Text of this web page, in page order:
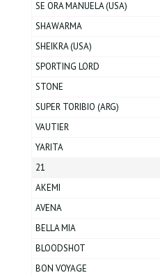
SE ORA MANUELA (USA)
SHAWARMA
SHEIKRA (USA)
SPORTING LORD
STONE
SUPER TORIBIO (ARG)
VAUTIER
YARITA
21
AKEMI
AVENA
BELLA MIA
BLOODSHOT
BON VOYAGE